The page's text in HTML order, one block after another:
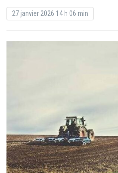
27 janvier 2026 14 h 06 min